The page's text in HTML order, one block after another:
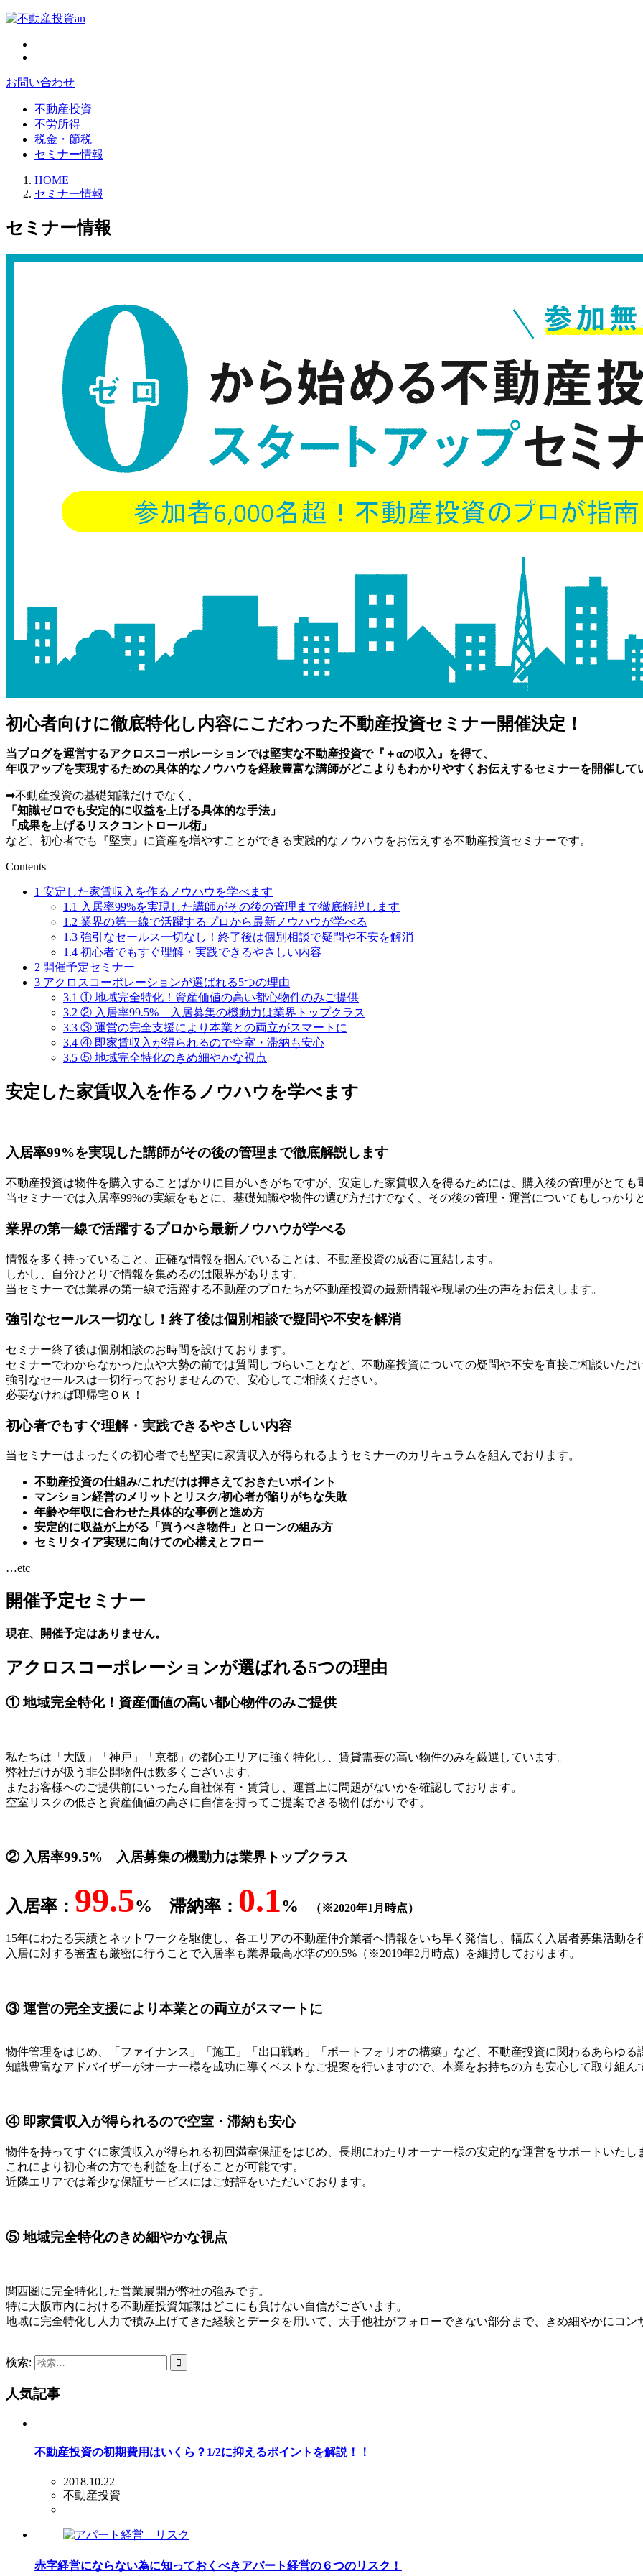
お問い合わせ
不動産投資
不労所得
税金・節税
セミナー情報
HOME
セミナー情報
セミナー情報
初心者向けに徹底特化し内容にこだわった不動産投資セミナー開催決定！
当ブログを運営するアクロスコーポレーションでは堅実な不動産投資で『＋αの収入』を得て、
年収アップを実現するための具体的なノウハウを経験豊富な講師がどこよりもわかりやすく お伝えするセミナーを開催して
➡︎不動産投資の基礎知識だけでなく、
「知識ゼロでも安定的に収益を上げる具体的な手法」
「成果を上げるリスクコントロール術」
など、初心者でも『堅実』に資産を増やすことができる実践的なノウハウをお伝えする不動産投資セミナーです。
Contents
1 安定した家賃収入を作るノウハウを学べます
1.1 入居率99%を実現した講師がその後の管理まで徹底解説します
1.2 業界の第一線で活躍するプロから最新ノウハウが学べる
1.3 強引なセールス一切なし！終了後は個別相談で疑問や不安を解消
1.4 初心者でもすぐ理解・実践できるやさしい内容
2 開催予定セミナー
3 アクロスコーポレーションが選ばれる5つの理由
3.1 ① 地域完全特化！資産価値の高い都心物件のみご提供
3.2 ② 入居率99.5% 入居募集の機動力は業界トップクラス
3.3 ③ 運営の完全支援により本業との両立がスマートに
3.4 ④ 即家賃収入が得られるので空室・滞納も安心
3.5 ⑤ 地域完全特化のきめ細やかな視点
安定した家賃収入を作るノウハウを学べます
入居率99%を実現した講師がその後の管理まで徹底解説します
不動産投資は物件を購入することばかりに目がいきがちですが、安定した家賃収入を得るためには、購入後の管理がとても
当セミナーでは入居率99%の実績をもとに、基礎知識や物件の選び方だけでなく、その後の管理・運営についてもしっかり
業界の第一線で活躍するプロから最新ノウハウが学べる
情報を多く持っていること、正確な情報を掴んでいることは、不動産投資の成否に直結します。
しかし、自分ひとりで情報を集めるのは限界があります。
当セミナーでは業界の第一線で活躍する不動産のプロたちが不動産投資の最新情報や現場の生の声をお伝えします。
強引なセールス一切なし！終了後は個別相談で疑問や不安を解消
セミナー終了後は個別相談のお時間を設けております。
セミナーでわからなかった点や大勢の前では質問しづらいことなど、不動産投資についての疑問や不安を直接ご相談いただ
強引なセールスは一切行っておりませんので、安心してご相談ください。
必要なければ即帰宅ＯＫ！
初心者でもすぐ理解・実践できるやさしい内容
当セミナーはまったくの初心者でも堅実に家賃収入が得られるようセミナーのカリキュラムを組んでおります。
不動産投資の仕組み/これだけは押さえておきたいポイント
マンション経営のメリットとリスク/初心者が陥りがちな失敗
年齢や年収に合わせた具体的な事例と進め方
安定的に収益が上がる「買うべき物件」とローンの組み方
セミリタイア実現に向けての心構えとフロー
…etc
開催予定セミナー
現在、開催予定はありません。
アクロスコーポレーションが選ばれる5つの理由
① 地域完全特化！資産価値の高い都心物件のみご提供
私たちは「大阪」「神戸」「京都」の都心エリアに強く特化し、賃貸需要の高い物件のみを厳選しています。
弊社だけが扱う非公開物件は数多くございます。
またお客様へのご提供前にいったん自社保有・賃貸し、運営上に問題がないかを確認しております。
空室リスクの低さと資産価値の高さに自信を持ってご提案できる物件ばかりです。
② 入居率99.5% 入居募集の機動力は業界トップクラス
入居率： 99.5% 滞納率： 0.1% （※2020年1月時点）
15年にわたる実績とネットワークを駆使し、各エリアの不動産仲介業者へ情報をいち早く発信し、幅広く入居者募集活動を
入居に対する審査も厳密に行うことで入居率も業界最高水準の99.5%（※2019年2月時点）を維持しております。
③ 運営の完全支援により本業との両立がスマートに
物件管理をはじめ、「ファイナンス」「施工」「出口戦略」「ポートフォリオの構築」など、不動産投資に関わるあらゆる
知識豊富なアドバイザーがオーナー様を成功に導くベストなご提案を行いますので、本業をお持ちの方も安心して取り組ん
④ 即家賃収入が得られるので空室・滞納も安心
物件を持ってすぐに家賃収入が得られる初回満室保証をはじめ、長期にわたりオーナー様の安定的な運営をサポートいたし
これにより初心者の方でも利益を上げることが可能です。
近隣エリアでは希少な保証サービスにはご好評をいただいております。
⑤ 地域完全特化のきめ細やかな視点
関西圏に完全特化した営業展開が弊社の強みです。
特に大阪市内における不動産投資知識はどこにも負けない自信がございます。
地域に完全特化し人力で積み上げてきた経験とデータを用いて、大手他社がフォローできない部分まで、きめ細やかにコン
検索:
人気記事
不動産投資の初期費用はいくら？1/2に抑えるポイントを解説！！
2018.10.22
不動産投資
赤字経営にならない為に知っておくべきアパート経営の６つのリスク！